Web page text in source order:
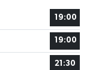
19:00
19:00
21:30